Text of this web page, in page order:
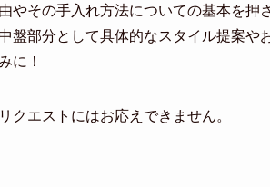
やその手入れ方法についての基本を押
盤部分として具体的なスタイル提案や
に！
クエストにはお応えできません。